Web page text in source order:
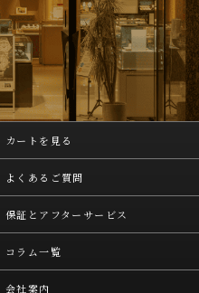
カートを見る
よくあるご質問
保証とアフターサービス
コラム一覧
会社案内